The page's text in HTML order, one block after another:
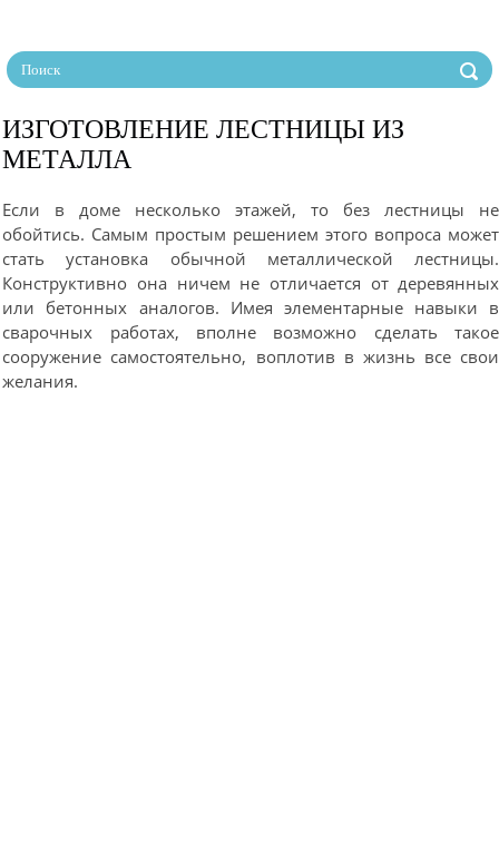
ИЗГОТОВЛЕНИЕ ЛЕСТНИЦЫ ИЗ
МЕТАЛЛА
Если в доме несколько этажей, то без лестницы не
обойтись. Самым простым решением этого вопроса может
стать установка обычной металлической лестницы.
Конструктивно она ничем не отличается от деревянных
или бетонных аналогов. Имея элементарные навыки в
сварочных работах, вполне возможно сделать такое
сооружение самостоятельно, воплотив в жизнь все свои
желания.